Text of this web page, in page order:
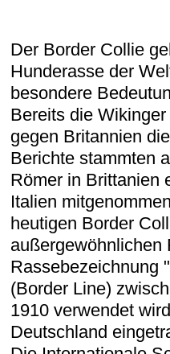
Der Border Collie
Hunderasse der
besondere
Bereits die
gegen Britannien
Berichte stammten
Römer in Brittanien
Italien
heutigen Border
außergewöhnlichen
Rassebezeichnung
(Border Line)
1910 verwendet
Deutschland